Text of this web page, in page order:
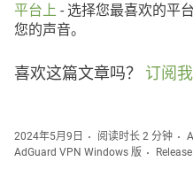
平台上 - 选择您最喜欢的平
您的声音。
喜欢这篇文章吗？ 订阅
2024年5月9日 阅读时长 2 分钟
AdGuard VPN Windows 版